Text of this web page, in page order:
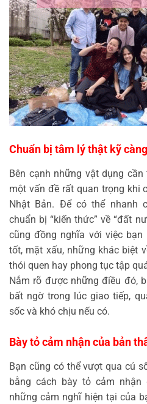
Chuẩn bị tâm lý thật kỹ càng
Bên cạnh những vật dụng
một vấn đề rất quan trọng khi
Nhật Bản. Để có thể nhanh
chuẩn bị “kiến thức” về “đất
cũng đồng nghĩa với việc
tốt, mặt xấu, những khác biệt
thói quen hay phong tục tập
Nắm rõ được những điều đó,
bất ngờ trong lúc giao tiếp,
sốc và khó chịu nếu có.
Bày tỏ cảm nhận của bản
Bạn cũng có thể vượt qua cú
bằng cách bày tỏ cảm
những cảm nghĩ hiện tại của